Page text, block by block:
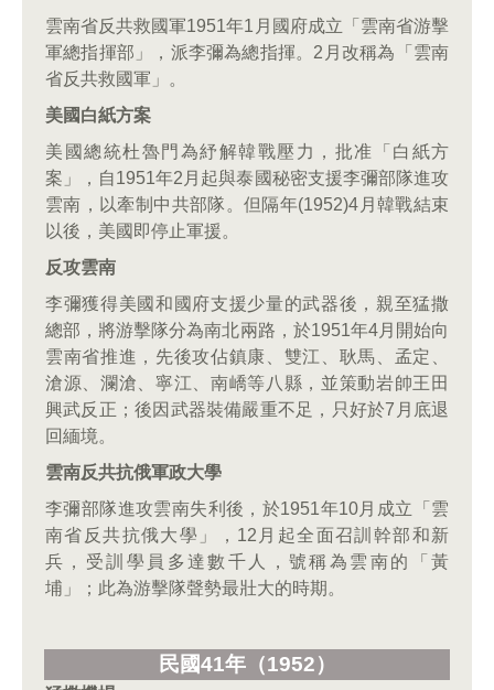
雲南省反共救國軍1951年1月國府成立「雲南省游擊
軍總指揮部」，派李彌為總指揮。2月改稱為「雲南
省反共救國軍」。
美國白紙方案
美國總統杜魯門為紓解韓戰壓力，批准「白紙方
案」，自1951年2月起與泰國秘密支援李彌部隊進攻
雲南，以牽制中共部隊。但隔年(1952)4月韓戰結束
以後，美國即停止軍援。
反攻雲南
李彌獲得美國和國府支援少量的武器後，親至猛撒
總部，將游擊隊分為南北兩路，於1951年4月開始向
雲南省推進，先後攻佔鎮康、雙江、耿馬、孟定、
滄源、瀾滄、寧江、南嶠等八縣，並策動岩帥王田
興武反正；後因武器裝備嚴重不足，只好於7月底退
回緬境。
雲南反共抗俄軍政大學
李彌部隊進攻雲南失利後，於1951年10月成立「雲
南省反共抗俄大學」，12月起全面召訓幹部和新
兵，受訓學員多達數千人，號稱為雲南的「黃
埔」；此為游擊隊聲勢最壯大的時期。
民國41年（1952）